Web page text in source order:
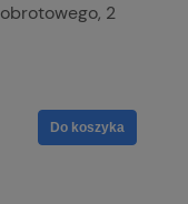
2
Do koszyka